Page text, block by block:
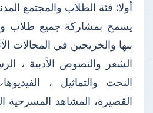
أولا: فئة الطلاب والمجتمع
يسمح بمشاركة جميع طلاب
بنها والخريجين في المجالات
الشعر والنصوص الأدبية ،
النحت والتماثيل ،
القصيرة، المشاهد المسرحية